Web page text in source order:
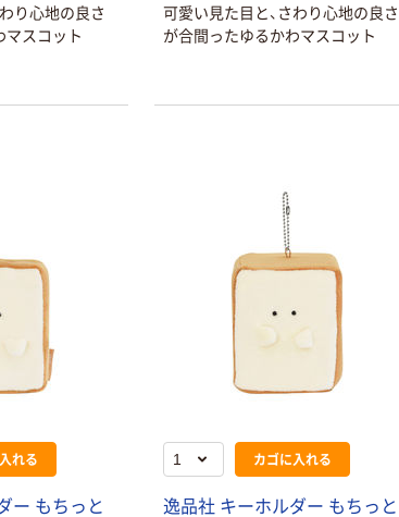
り心地の良さ
マスコット
可愛い見た目と、さわり心地の良さ
が合間ったゆるかわマスコット
れる
ー もちっと
カゴに入れる
逸品社 キーホルダー もちっと
オリジナル
本気プライス
モカ 200組 5個
アスクル オリジ
ナルティッシュ
￥428~
本気プライス
本気プライス
カラ 厚さ
プ
￥145~